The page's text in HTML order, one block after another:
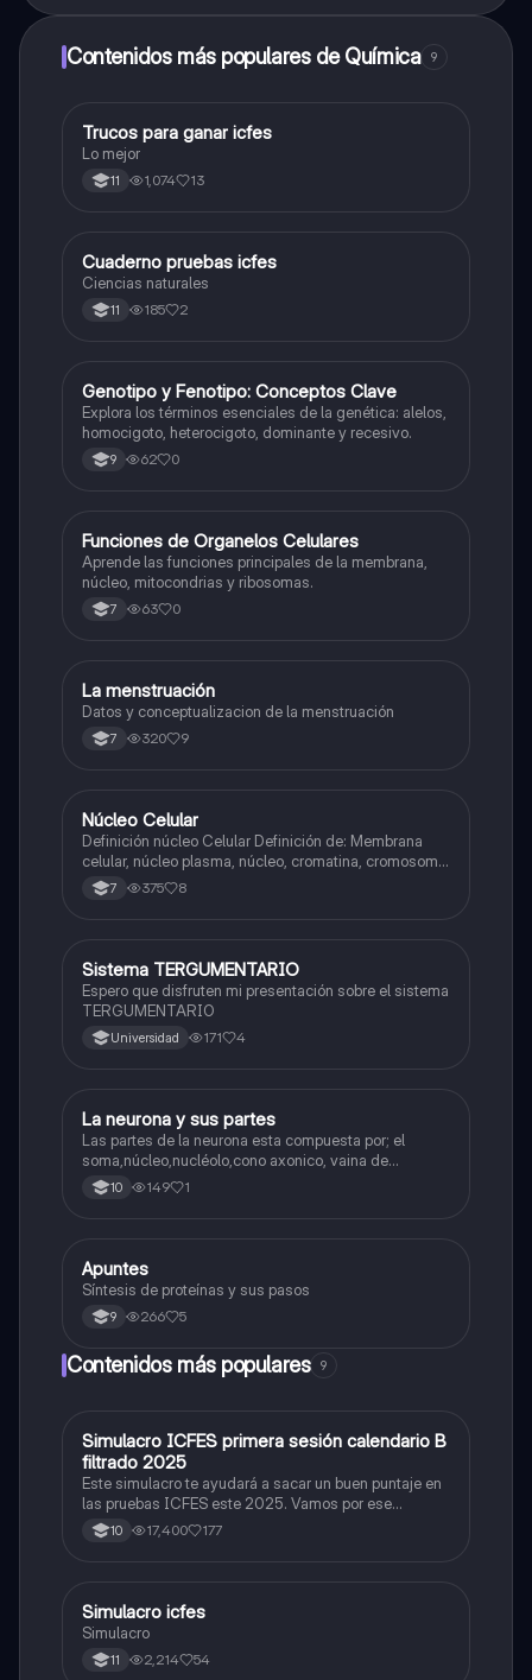
Contenidos más populares de Química 9
Química
Trucos para ganar icfes
Lo mejor
11 1,074 13
Biologia
Cuaderno pruebas icfes
Ciencias naturales
11 185 2
GBiologia
Genotipo y Fenotipo: Conceptos Clave
Explora los términos esenciales de la genética: alelos,
homocigoto, heterocigoto, dominante y recesivo.
9 62 0
FBiologia
Funciones de Organelos Celulares
Aprende las funciones principales de la membrana,
núcleo, mitocondrias y ribosomas.
7 63 0
Biologia
La menstruación
Datos y conceptualizacion de la menstruación
7 320 9
Biologia
Núcleo Celular
Definición núcleo Celular Definición de: Membrana
celular, núcleo plasma, núcleo, cromatina, cromosoma
Interfase Fases de la interfase
7 375 8
Biologia
Sistema TERGUMENTARIO
Espero que disfruten mi presentación sobre el sistema
TERGUMENTARIO
Universidad 171 4
Biologia
La neurona y sus partes
Las partes de la neurona esta compuesta por; el
soma,núcleo,nucléolo,cono axonico, vaina de
mielina,celula schwan,núcleo de schwann,nódulo de
Ranvier,terminal axonico Arborizacion terminal, botón
10 149 1
Biologia
Apuntes
Síntesis de proteínas y sus pasos
9 266 5
Contenidos más populares 9
ICFES: Matemáticas
Simulacro ICFES primera sesión calendario B
filtrado 2025
Este simulacro te ayudará a sacar un buen puntaje en
las pruebas ICFES este 2025. Vamos por ese
500/500. Y poder ser admitido en la universidad que
quieras, estudiar la carrera que quieres y no la que te
10 17,400 177
ICFES: Lectura Crítica
Simulacro icfes
Simulacro
11 2,214 54